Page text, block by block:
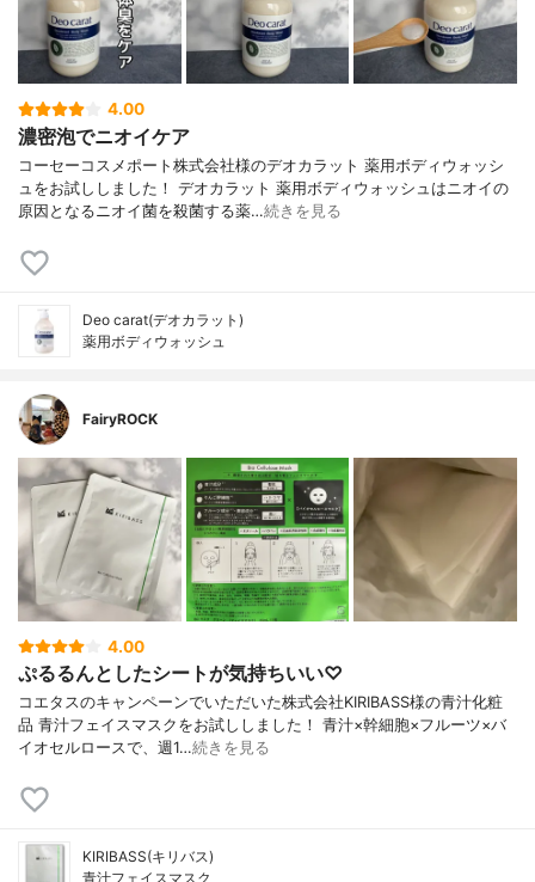
4.00
濃密泡でニオイケア
コーセーコスメポート株式会社様のデオカラット 薬用ボディウォッシ
ュをお試ししました！ デオカラット 薬用ボディウォッシュはニオイの
原因となるニオイ菌を殺菌する薬…続きを見る
Deo carat(デオカラット)
薬用ボディウォッシュ
FairyROCK
4.00
ぷるるんとしたシートが気持ちいい♡
コエタスのキャンペーンでいただいた株式会社KIRIBASS様の青汁化粧
品 青汁フェイスマスクをお試ししました！ 青汁×幹細胞×フルーツ×バ
イオセルロースで、週1…続きを見る
KIRIBASS(キリバス)
青汁フェイスマスク